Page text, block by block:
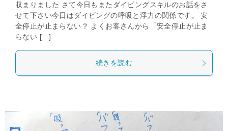
収まりました さて今日もまたダイビングスキルのお話をさ
せて下さい今日はダイビングの呼吸と浮力の関係です。 安
全停止が止まらない？ よくお客さんから「安全停止が止ま
らない […]
続きを読む